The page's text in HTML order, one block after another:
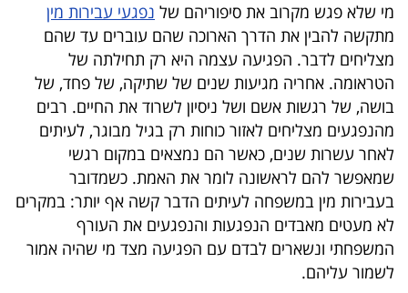
40
UNDER
40
שיתופי
פעולה
דרושים
מי שלא פגש מקרוב את סיפוריהם של נפגעי עבירות מין
מתקשה להבין את הדרך הארוכה שהם עוברים עד שהם
מצליחים לדבר. הפגיעה עצמה היא רק תחילתה של
הטראומה. אחריה מגיעות שנים של שתיקה, של פחד, של
בושה, של רגשות אשם ושל ניסיון לשרוד את החיים. רבים
מהנפגעים מצליחים לאזור כוחות רק בגיל מבוגר, לעיתים
לאחר עשרות שנים, כאשר הם נמצאים במקום רגשי
שמאפשר להם לראשונה לומר את האמת. כשמדובר
בעבירות מין במשפחה לעיתים הדבר קשה אף יותר: במקרים
לא מעטים מאבדים הנפגעות והנפגעים את העורף
המשפחתי ונשארים לבדם עם הפגיעה מצד מי שהיה אמור
לשמור עליהם.